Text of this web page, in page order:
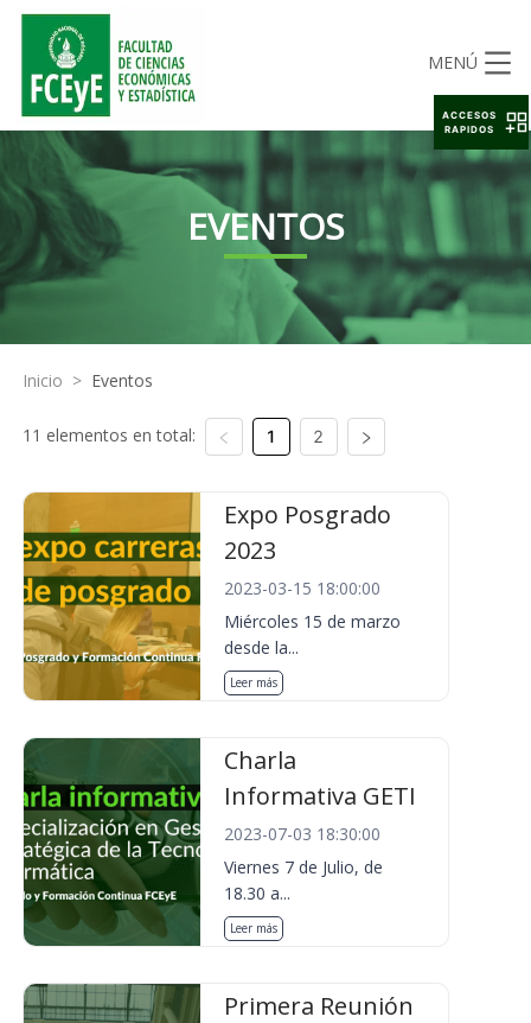
MENÚ
EVENTOS
Inicio > Eventos
11 elementos en total: 1 2
Expo Posgrado
2023
2023-03-15 18:00:00
Miércoles 15 de marzo
desde la...
Leer más
Charla
Informativa GETI
2023-07-03 18:30:00
Viernes 7 de Julio, de
18.30 a...
Leer más
Primera Reunión
ACCESOS
RAPIDOS